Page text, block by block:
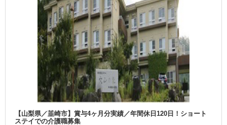
【山梨県／韮崎市】賞与4ヶ月分実績／年間休日120日！ショート
ステイでの介護職募集